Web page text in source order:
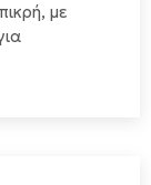
με